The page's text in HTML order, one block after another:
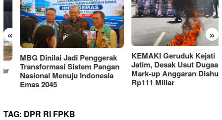
« »
MBG Dinilai Jadi Penggerak
Transformasi Sistem Pangan
Nasional Menuju Indonesia
Emas 2045
KEMAKI Geruduk Kejati
Jatim, Desak Usut Dugaan
Mark-up Anggaran Dishub
Rp111 Miliar
TAG: DPR RI FPKB